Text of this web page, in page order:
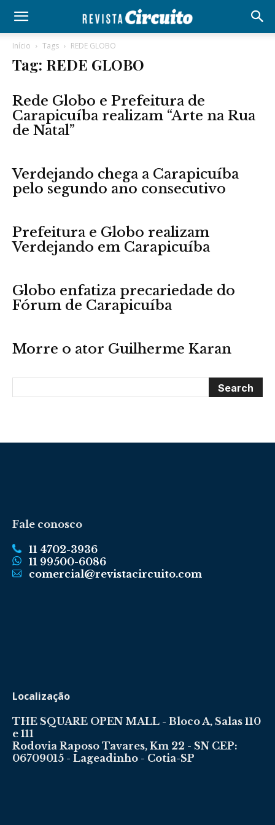
Início Tags REDE GLOBO
Tag: REDE GLOBO
Rede Globo e Prefeitura de
Carapicuíba realizam “Arte na Rua
de Natal”
Verdejando chega a Carapicuíba
pelo segundo ano consecutivo
Prefeitura e Globo realizam
Verdejando em Carapicuíba
Globo enfatiza precariedade do
Fórum de Carapicuíba
Morre o ator Guilherme Karan
Fale conosco
11 4702-3936
11 99500-6086
comercial@revistacircuito.com
Localização
THE SQUARE OPEN MALL - Bloco A, Salas 110
e 111
Rodovia Raposo Tavares, Km 22 - SN CEP:
06709015 - Lageadinho - Cotia-SP